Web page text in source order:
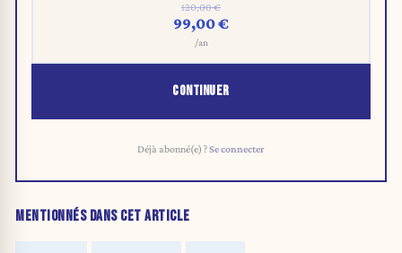
120,00 €
99,00 €
/an
CONTINUER
Déjà abonné(e) ?Se connecter
MENTIONNÉS DANS CET ARTICLE